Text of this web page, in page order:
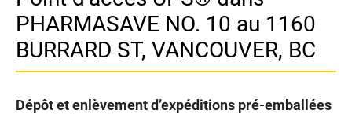
PHARMASAVE NO. 10 au 1160
BURRARD ST, VANCOUVER, BC
Dépôt et enlèvement d’expéditions pré-emballées